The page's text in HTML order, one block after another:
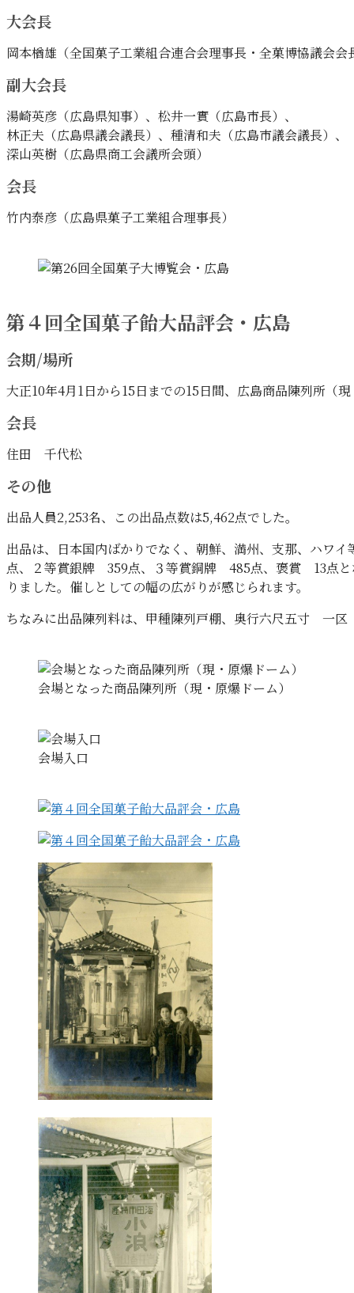
大会長
岡本楢雄（全国菓子工業組合連合会理事長・全菓博協議会会
副大会長
湯崎英彦（広島県知事）、松井一實（広島市長）、
林正夫（広島県議会議長）、種清和夫（広島市議会議長）、
深山英樹（広島県商工会議所会頭）
会長
竹内泰彦（広島県菓子工業組合理事長）
第４回全国菓子飴大品評会・広島
会期/場所
大正10年4月1日から15日までの15日間、広島商品陳列所（
会長
住田 千代松
その他
出品人員2,253名、この出品点数は5,462点でした。
出品は、日本国内ばかりでなく、朝鮮、満州、支那、ハ
点、２等賞銀牌 359点、３等賞銅牌 485点、褒賞 13点と
りました。催しとしての幅の広がりが感じられます。
ちなみに出品陳列料は、甲種陳列戸棚、奥行六尺五寸 一
会場となった商品陳列所（現・原爆ドーム）
会場入口